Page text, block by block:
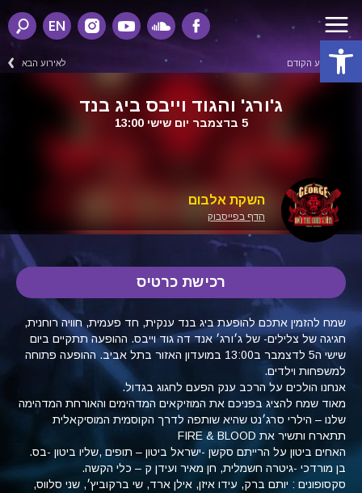
פתח סרגל נגישות
EN
לאירוע הקודם לאירוע הבא
ג'ורג' והגוד וייבס ביג בנד
5 בדצמבר יום שישי 13:00
השקת אלבום
הדף בפייסבוק
רכישת כרטיס
שמח להזמין אתכם להופעת ביג בנד ענקית, חד פעמית, חוויה רוחנית,
חגיגה של צלילים- של ג׳ורג׳ אנד דה גוד וייבס. ההופעה תתקיים ביום
שישי ה5 לדצמבר ב13:00 במועדון האזור בתל אביב. ההופעה פתוחה
למשפחות וילדים.
אנחנו הולכים על הרכב ענק הפעם לחגוג בגדול.
מאוד שמח להציג בפניכם את המוזיקאים המדהימים והאורחת המדהימה
שלנו – הילרי סרג׳נט שהיא שותפה לדרך הקוסמית המוסיקאלית
תתארח ותשיר את FIRE & BLOOD
האחים ביטון על הרייתם סקשן -ישראל ביטון – תופים ,שליו ביטון -בס.
בן מורדכי -גיטרה חשמלית, חן מאיר ועידן ק – כלי הקשה.
סקסופונים : יותם ברק, עידו איזן, אילן ארד, שי ברקוביץ׳, שני סלווס,